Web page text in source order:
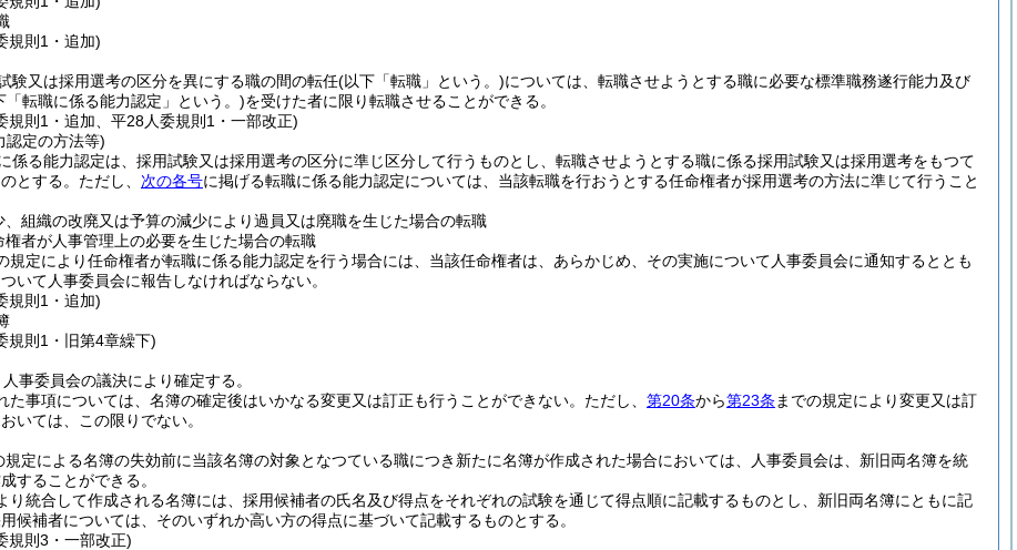
規則1・追加)
験又は採用選考の区分を異にする職の間の転任(以下「転職」という。)については、転職させようとする職に必要な標準職務遂行能力及び
「転職に係る能力認定」という。)を受けた者に限り転職させることができる。
規則1・追加、平28人委規則1・一部改正)
認定の方法等)
係る能力認定は、採用試験又は採用選考の区分に準じ区分して行うものとし、転職させようとする職に係る採用試験又は採用選考をもつて
とする。 ただし、 次の各号に掲げる転職に係る能力認定については、当該転職を行おうとする任命権者が採用選考の方法に準じて行うこと
、組織の改廃又は予算の減少により過員又は廃職を生じた場合の転職
権者が人事管理上の必要を生じた場合の転職
規定により任命権者が転職に係る能力認定を行う場合には、当該任命権者は、あらかじめ、その実施について人事委員会に通知するととも
いて人事委員会に報告しなければならない。
規則1・追加)
規則1・旧第4章繰下)
事委員会の議決により確定する。
た事項については、名簿の確定後はいかなる変更又は訂正も行うことができない。 ただし、 第20条から第23条 までの規定により変更又は訂
いては、この限りでない。
規定による名簿の失効前に当該名簿の対象となつている職につき新たに名簿が作成された場合においては、人事委員会は、新旧両名簿を統
することができる。
り統合して作成される名簿には、採用候補者の氏名及び得点をそれぞれの試験を通じて得点順に記載するものとし、新旧両名簿にともに記
候補者については、そのいずれか高い方の得点に基づいて記載するものとする。
規則3・一部改正)